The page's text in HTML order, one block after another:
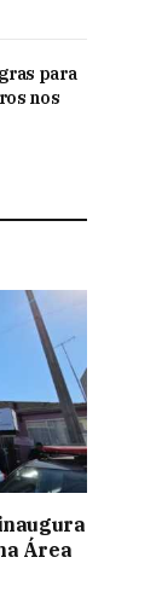
para
nos
Área